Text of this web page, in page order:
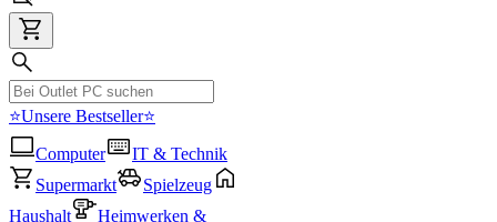
⭐Unsere Bestseller⭐
Computer
IT & Technik
Supermarkt
Spielzeug
Haushalt
Heimwerken &